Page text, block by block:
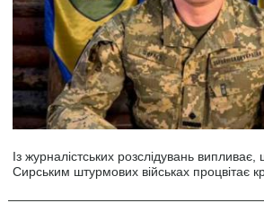
Із журналістських розслідувань
Сирським штурмових військах процвітає